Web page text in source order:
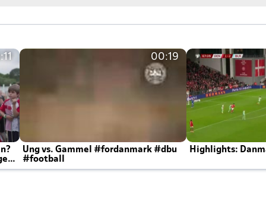
00:19
Ung vs. Gammel #fordanmark #dbu
#football
Highlights: